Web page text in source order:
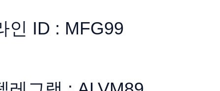
인 ID : MFG99